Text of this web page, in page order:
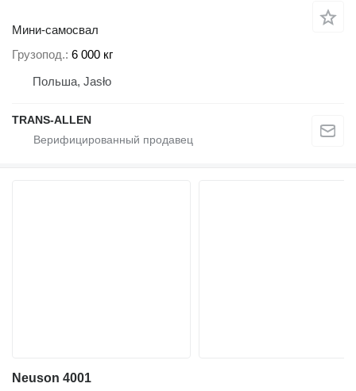
Мини-самосвал
Грузопод. 6 000 кг
Польша, Jasło
TRANS-ALLEN
Neuson 4001